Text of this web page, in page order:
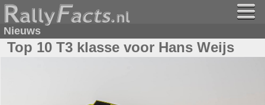
Nieuws
Top 10 T3 klasse voor Hans Weijs